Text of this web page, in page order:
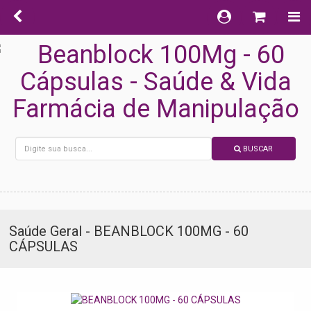
BUSCAR
Saúde Geral - BEANBLOCK 100MG - 60
CÁPSULAS